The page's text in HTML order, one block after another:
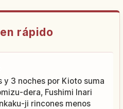
rápido
y 3 noches por Kioto suma
dera, Fushimi Inari
ji rincones menos